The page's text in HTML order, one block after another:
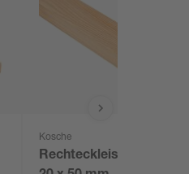
Kosche
Rechteckleiste 1000 x